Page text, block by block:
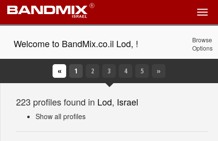
Browse
Options
Welcome to BandMix.co.il Lod, !
« 1 (Current)
2 3 4 5 »
223 profiles found in Lod, Israel
Show all profiles